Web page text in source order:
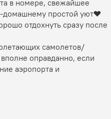
в номере, свежайшее
домашнему простой уют❤️
отдохнуть сразу после
самолетов/
оправданно, если
аэропорта и